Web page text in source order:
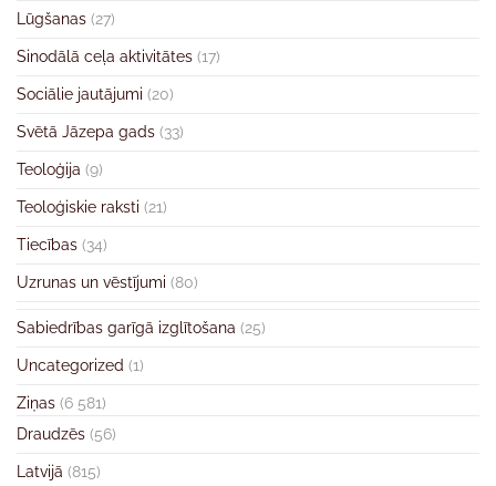
Lūgšanas (27)
Sinodālā ceļa aktivitātes (17)
Sociālie jautājumi (20)
Svētā Jāzepa gads (33)
Teoloģija (9)
Teoloģiskie raksti (21)
Tiecības (34)
Uzrunas un vēstījumi (80)
Sabiedrības garīgā izglītošana (25)
Uncategorized (1)
Ziņas (6 581)
Draudzēs (56)
Latvijā (815)